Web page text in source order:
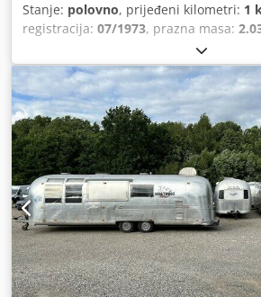
Stanje: polovno, prijeđeni kilometri: 1
registracija: 07/1973, prazna masa:
, ukupna masa:
tip prijenosa:mehanički, ovjes:drugo,
9.800 mm,